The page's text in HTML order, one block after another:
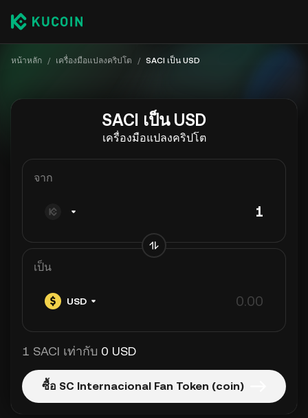
หน้าหลัก / เครื่องมือแปลงคริปโต / SACI เป็น USD
SACI เป็น USD
เครื่องมือแปลงคริปโต
จาก
เป็น
USD
1 SACI เท่ากับ 0 USD
ซื้อ SC Internacional Fan Token (coin)